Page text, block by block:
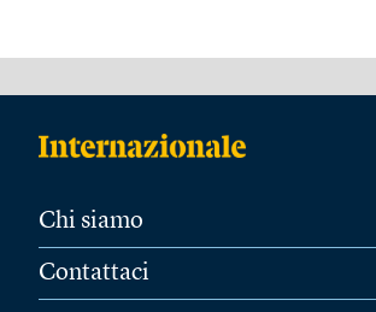
Chi siamo
Contattaci